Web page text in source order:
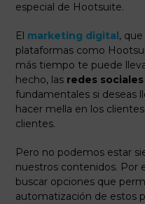
especial de Hootsuite.
El marketing digital,
plataformas como
más tiempo te puede
hecho, las redes
fundamentales si deseas
hacer mella en los
clientes.
Pero no podemos estar
nuestros contenidos. Por
buscar opciones que
automatización de estos